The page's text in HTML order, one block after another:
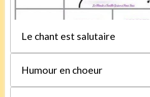
Le chant est salutaire
Humour en choeur